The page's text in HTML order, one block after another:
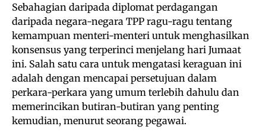
Sebahagian daripada diplomat perdagangan
daripada negara-negara TPP ragu-ragu tentang
kemampuan menteri-menteri untuk menghasilkan
konsensus yang terperinci menjelang hari Jumaat
ini. Salah satu cara untuk mengatasi keraguan ini
adalah dengan mencapai persetujuan dalam
perkara-perkara yang umum terlebih dahulu dan
memerincikan butiran-butiran yang penting
kemudian, menurut seorang pegawai.